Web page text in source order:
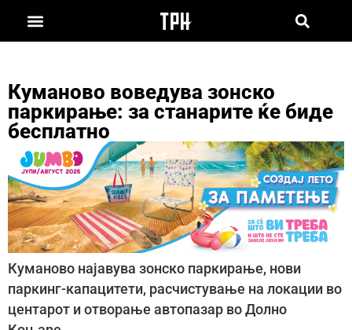
Куманово воведува зонско
паркирање: за станарите ќе биде
бесплатно
Куманово најавува зонско паркирање, нови
паркинг-капацитети, расчистување на локации во
центарот и отворање автопазар во Долно